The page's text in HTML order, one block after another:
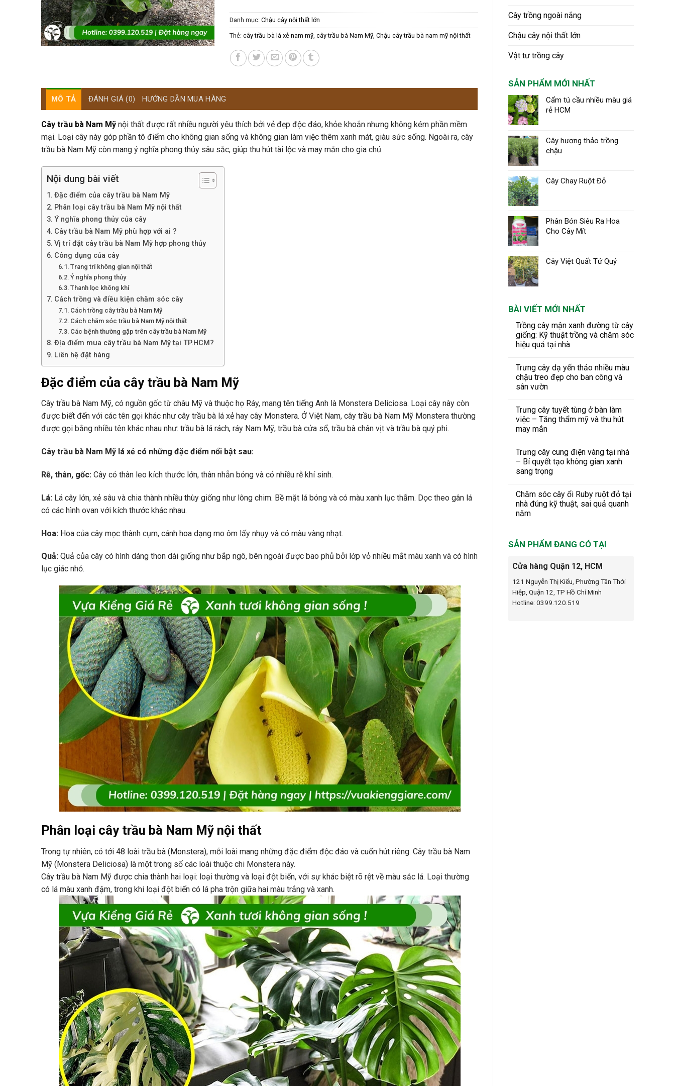
Cây trồng ngoài nắng
Chậu cây nội thất lớn
Vật tư trồng cây
SẢN PHẨM MỚI NHẤT
Cẩm tú cầu nhiều màu giá
rẻ HCM
Cây hương thảo trồng
chậu
Cây Chay Ruột Đỏ
Phân Bón Siêu Ra Hoa
Cho Cây Mít
Cây Việt Quất Tứ Quý
BÀI VIẾT MỚI NHẤT
Trồng cây mận xanh đường từ cây
giống: Kỹ thuật trồng và chăm sóc
hiệu quả tại nhà
Trưng cây dạ yến thảo nhiều màu
chậu treo đẹp cho ban công và
sân vườn
Trưng cây tuyết tùng ở bàn làm
việc – Tăng thẩm mỹ và thu hút
may mắn
Trưng cây cung điện vàng tại nhà
– Bí quyết tạo không gian xanh
sang trọng
Chăm sóc cây ổi Ruby ruột đỏ tại
nhà đúng kỹ thuật, sai quả quanh
năm
SẢN PHẨM ĐANG CÓ TẠI
Cửa hàng Quận 12, HCM
121 Nguyễn Thị Kiểu, Phường Tân Thới
Hiệp, Quận 12, TP Hồ Chí Minh
Hotline: 0399.120.519
Danh mục: Chậu cây nội thất lớn
Thẻ: cây trầu bà lá xẻ nam mỹ, cây trầu bà Nam Mỹ, Chậu cây trầu bà nam mỹ nội thất
MÔ TẢ ĐÁNH GIÁ (0) HƯỚNG DẪN MUA HÀNG
Cây trầu bà Nam Mỹ nội thất được rất nhiều người yêu thích bởi vẻ đẹp độc đáo, khỏe khoắn nhưng không kém phần mềm
mại. Loại cây này góp phần tô điểm cho không gian sống và không gian làm việc thêm xanh mát, giàu sức sống. Ngoài ra, cây
trầu bà Nam Mỹ còn mang ý nghĩa phong thủy sâu sắc, giúp thu hút tài lộc và may mắn cho gia chủ.
Nội dung bài viết
Đặc điểm của cây trầu bà Nam Mỹ
Phân loại cây trầu bà Nam Mỹ nội thất
Ý nghĩa phong thủy của cây
Cây trầu bà Nam Mỹ phù hợp với ai ?
Vị trí đặt cây trầu bà Nam Mỹ hợp phong thủy
Công dụng của cây
Trang trí không gian nội thất
Ý nghĩa phong thủy
Thanh lọc không khí
Cách trồng và điều kiện chăm sóc cây
Cách trồng cây trầu bà Nam Mỹ
Cách chăm sóc trầu bà Nam Mỹ nội thất
Các bệnh thường gặp trên cây trầu bà Nam Mỹ
Địa điểm mua cây trầu bà Nam Mỹ tại TP.HCM?
Liên hệ đặt hàng
Đặc điểm của cây trầu bà Nam Mỹ
Cây trầu bà Nam Mỹ, có nguồn gốc từ châu Mỹ và thuộc họ Ráy, mang tên tiếng Anh là Monstera Deliciosa. Loại cây này còn
được biết đến với các tên gọi khác như cây trầu bà lá xẻ hay cây Monstera. Ở Việt Nam, cây trầu bà Nam Mỹ Monstera thường
được gọi bằng nhiều tên khác nhau như: trầu bà lá rách, ráy Nam Mỹ, trầu bà cửa sổ, trầu bà chân vịt và trầu bà quý phi.
Cây trầu bà Nam Mỹ lá xẻ có những đặc điểm nổi bật sau:
Rễ, thân, gốc: Cây có thân leo kích thước lớn, thân nhẵn bóng và có nhiều rễ khí sinh.
Lá: Lá cây lớn, xẻ sâu và chia thành nhiều thùy giống như lông chim. Bề mặt lá bóng và có màu xanh lục thẫm. Dọc theo gân lá
có các hình ovan với kích thước khác nhau.
Hoa: Hoa của cây mọc thành cụm, cánh hoa dạng mo ôm lấy nhụy và có màu vàng nhạt.
Quả: Quả của cây có hình dáng thon dài giống như bắp ngô, bên ngoài được bao phủ bởi lớp vỏ nhiều mắt màu xanh và có hình
lục giác nhỏ.
Phân loại cây trầu bà Nam Mỹ nội thất
Trong tự nhiên, có tới 48 loài trầu bà (Monstera), mỗi loài mang những đặc điểm độc đáo và cuốn hút riêng. Cây trầu bà Nam
Mỹ (Monstera Deliciosa) là một trong số các loài thuộc chi Monstera này.
Cây trầu bà Nam Mỹ được chia thành hai loại: loại thường và loại đột biến, với sự khác biệt rõ rệt về màu sắc lá. Loại thường
có lá màu xanh đậm, trong khi loại đột biến có lá pha trộn giữa hai màu trắng và xanh.